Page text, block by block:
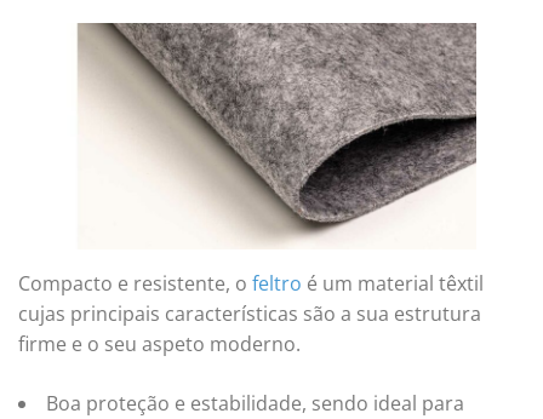
Compacto e resistente, o feltro é um material têxtil
cujas principais características são a sua estrutura
firme e o seu aspeto moderno.
Boa proteção e estabilidade, sendo ideal para